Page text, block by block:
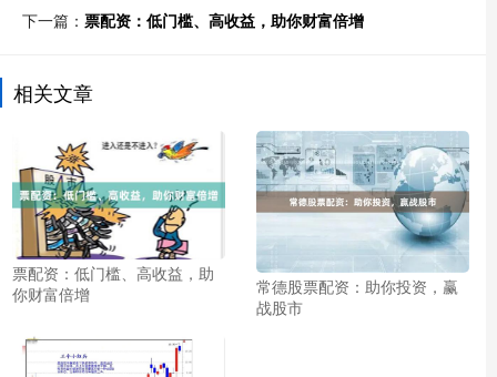
下一篇： 票配资：低门槛、高收益，助你财富倍增
相关文章
票配资：低门槛、高收益，助
你财富倍增
常德股票配资：助你投资，赢
战股市